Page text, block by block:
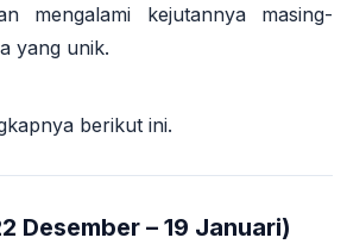
mengalami kejutannya masing-
yang unik.
berikut ini.
Desember – 19 Januari)